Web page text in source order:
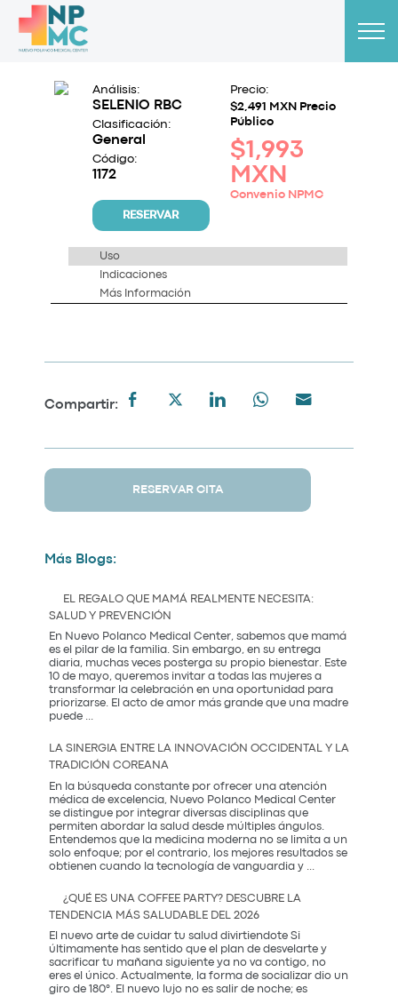
Análisis:
SELENIO RBC
Clasificación:
General
Código:
1172
RESERVAR
Precio:
$2,491 MXN Precio
Público
$1,993
MXN
Convenio NPMC
Uso
Indicaciones
Más Información
Compartir:
RESERVAR CITA
Más Blogs:
EL REGALO QUE MAMÁ REALMENTE NECESITA:
SALUD Y PREVENCIÓN
En Nuevo Polanco Medical Center, sabemos que mamá
es el pilar de la familia. Sin embargo, en su entrega
diaria, muchas veces posterga su propio bienestar. Este
10 de mayo, queremos invitar a todas las mujeres a
transformar la celebración en una oportunidad para
priorizarse. El acto de amor más grande que una madre
puede ...
que
Realmente
Necesita:
Salud
y
Prevención
LA SINERGIA ENTRE LA INNOVACIÓN OCCIDENTAL Y LA
TRADICIÓN COREANA
En la búsqueda constante por ofrecer una atención
médica de excelencia, Nuevo Polanco Medical Center
se distingue por integrar diversas disciplinas que
permiten abordar la salud desde múltiples ángulos.
Entendemos que la medicina moderna no se limita a un
solo enfoque; por el contrario, los mejores resultados se
obtienen cuando la tecnología de vanguardia y
y
la
Tradición
¿QUÉ ES UNA COFFEE PARTY? DESCUBRE LA
TENDENCIA MÁS SALUDABLE DEL 2026
El nuevo arte de cuidar tu salud divirtiendote Si
últimamente has sentido que el plan de desvelarte y
sacrificar tu mañana siguiente ya no va contigo, no
eres el único. Actualmente, la forma de socializar dio un
giro de 180°. El nuevo lujo no es salir de noche; es